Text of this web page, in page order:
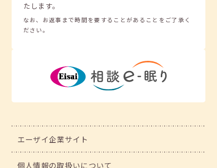
たします。
なお、お返事まで時間を要することがあることをご了承く
ださい。
エーザイ企業サイト
個人情報の取扱いについて